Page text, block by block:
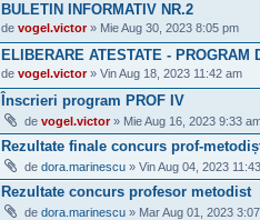
BULETIN INFORMATIV NR.2
de vogel.victor» Mie Aug 30, 2023 8:05 pm
ELIBERARE ATESTATE - PROGRAM
de vogel.victor» Vin Aug 18, 2023 11:42 am
Înscrieri program PROF IV
de vogel.victor» Mie Aug 16, 2023 9:33
Rezultate finale concurs prof-
de dora.marinescu » Vin Aug 04, 2023
Rezultate concurs profesor metodist
de dora.marinescu » Mar Aug 01, 2023